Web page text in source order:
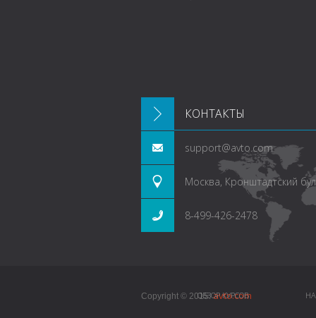
КОНТАКТЫ
support@avto.com
Москва, Кронштадтский
8-499-426-2478
Copyright © 2015.avto.com
ОБЗОР КУРСОВ